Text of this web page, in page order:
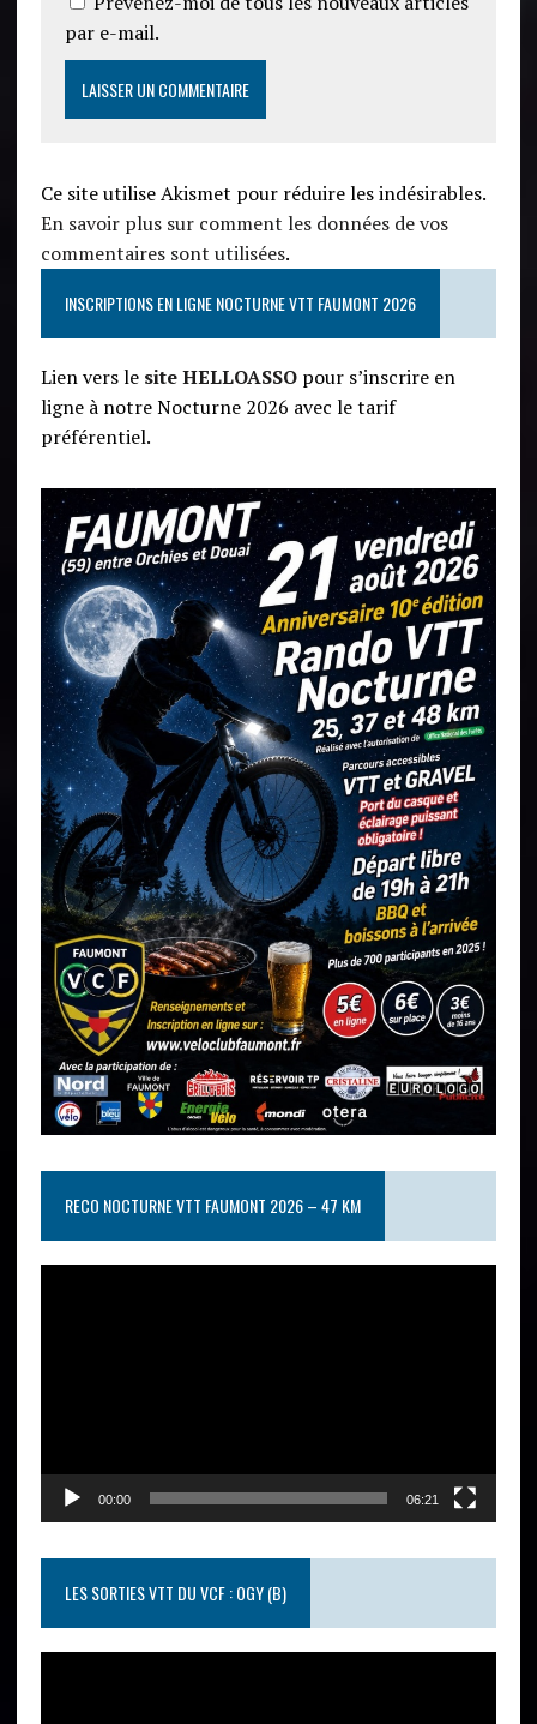
par e-mail.
Ce site utilise Akismet pour réduire les indésirables.
En savoir plus sur comment les données de vos
commentaires sont utilisées.
INSCRIPTIONS EN LIGNE NOCTURNE VTT FAUMONT 2026
Lien vers le site HELLOASSOpour s’inscrire en
ligne à notre Nocturne 2026 avec le tarif
préférentiel.
RECO NOCTURNE VTT FAUMONT 2026 – 47 KM
00:00 06:21
LES SORTIES VTT DU VCF : OGY (B)